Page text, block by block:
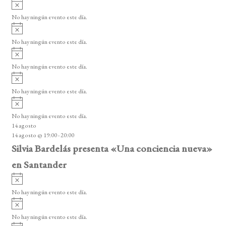
t
o
s
o
v
i
o
No hay ningún evento este día.
A
v
i
o
No hay ningún evento este día.
A
v
i
o
No hay ningún evento este día.
A
v
i
o
No hay ningún evento este día.
A
v
i
s
o
No hay ningún evento este día.
14 agosto
14 agosto @ 19:00-20:00
Silvia Bardelás presenta «Una conciencia nueva»
en Santander
A
v
i
o
No hay ningún evento este día.
A
v
i
No hay ningún evento este día.